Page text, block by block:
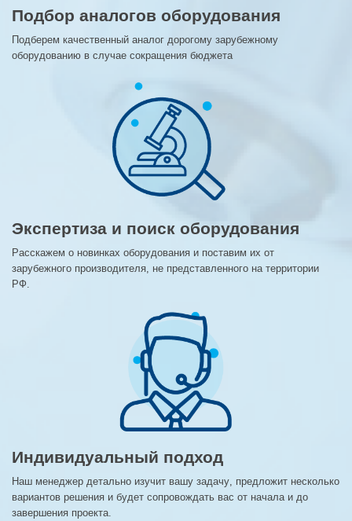
Подбор аналогов оборудования
Подберем качественный аналог дорогому зарубежному
оборудованию в случае сокращения бюджета
Экспертиза и поиск оборудования
Расскажем о новинках оборудования и поставим их от
зарубежного производителя, не представленного на территории
РФ.
Индивидуальный подход
Наш менеджер детально изучит вашу задачу, предложит несколько
вариантов решения и будет сопровождать вас от начала и до
завершения проекта.